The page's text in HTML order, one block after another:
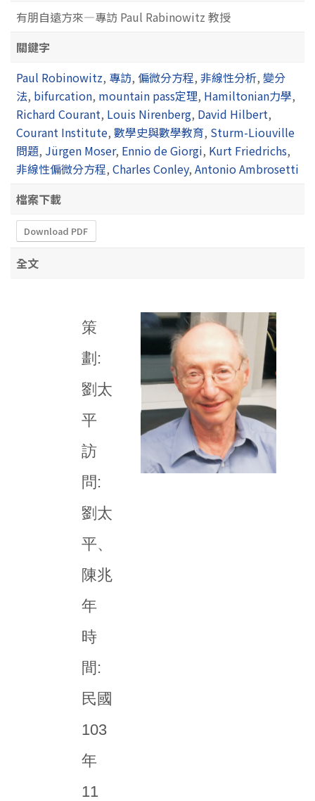
有朋自遠方來—專訪 Paul Rabinowitz 教授
關鍵字
Paul Robinowitz, 專訪, 偏微分方程, 非線性分析, 變分
法, bifurcation, mountain pass定理, Hamiltonian力學,
Richard Courant, Louis Nirenberg, David Hilbert,
Courant Institute, 數學史與數學教育, Sturm-Liouville
問題, Jürgen Moser, Ennio de Giorgi, Kurt Friedrichs,
非線性偏微分方程, Charles Conley, Antonio Ambrosetti
檔案下載
Download PDF
全文
策
劃:
劉太
平
訪
問:
劉太
平、
陳兆
年
時
間:
民國
103
年
11